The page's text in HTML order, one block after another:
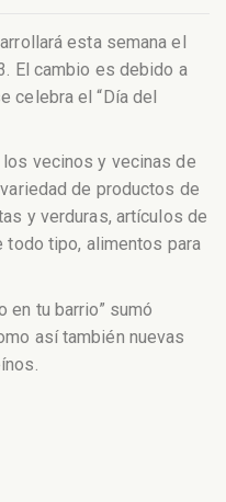
esta semana el
El cambio es debido a
celebra el “Día del
los vecinos y vecinas de
de productos de
y verduras, artículos de
todo tipo, alimentos para
en tu barrio” sumó
así también nuevas